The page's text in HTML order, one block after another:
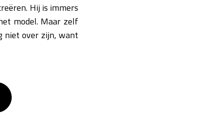
Hij is immers
model. Maar zelf
niet over zijn, want